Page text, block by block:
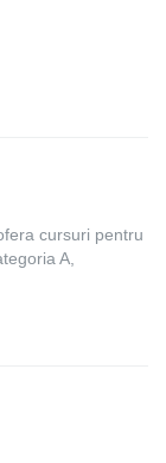
cursuri pentru
A,